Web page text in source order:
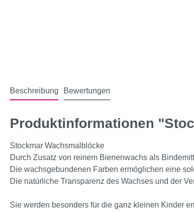
Beschreibung Bewertungen
Produktinformationen
Stockmar Wachsmalblöcke
Durch Zusatz von reinem Bienenwachs als
Die wachsgebundenen Farben ermöglichen eine
Die natürliche Transparenz des Wachses und der
Sie werden besonders für die ganz kleinen Kinder